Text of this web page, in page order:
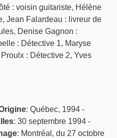
: voisin guitariste, Hélène
Jean Falardeau : livreur de
Denise Gagnon :
: Détective 1, Maryse
: Détective 2, Yves
: Québec, 1994 -
: 30 septembre 1994 -
: Montréal, du 27 octobre